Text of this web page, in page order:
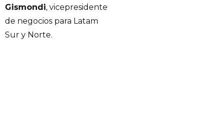
Gismondi, vicepresidente
de negocios para Latam
Sur y Norte.